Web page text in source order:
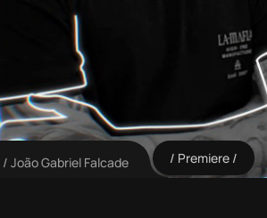
João Gabriel Falcade Premiere